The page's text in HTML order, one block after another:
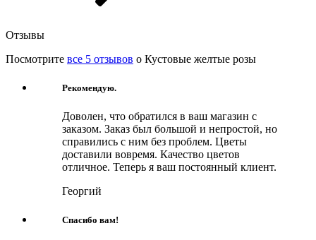
Отзывы
Посмотрите все 5 отзывов о Кустовые желтые розы
Рекомендую.
Доволен, что обратился в ваш магазин с
заказом. Заказ был большой и непростой, но
справились с ним без проблем. Цветы
доставили вовремя. Качество цветов
отличное. Теперь я ваш постоянный клиент.
Георгий
Спасибо вам!